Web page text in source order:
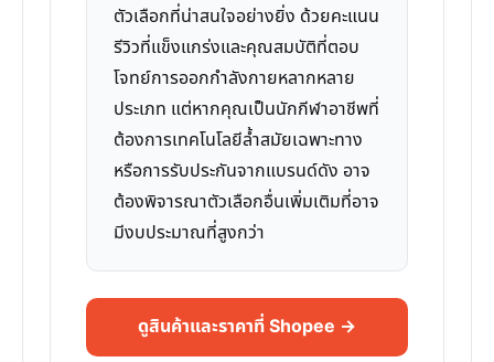
ตัวเลือกที่น่าสนใจอย่างยิ่ง ด้วยคะแนน
รีวิวที่แข็งแกร่งและคุณสมบัติที่ตอบ
โจทย์การออกกำลังกายหลากหลาย
ประเภท แต่หากคุณเป็นนักกีฬาอาชีพที่
ต้องการเทคโนโลยีล้ำสมัยเฉพาะทาง
หรือการรับประกันจากแบรนด์ดัง อาจ
ต้องพิจารณาตัวเลือกอื่นเพิ่มเติมที่อาจ
มีงบประมาณที่สูงกว่า
ดูสินค้าและราคาที่ Shopee →